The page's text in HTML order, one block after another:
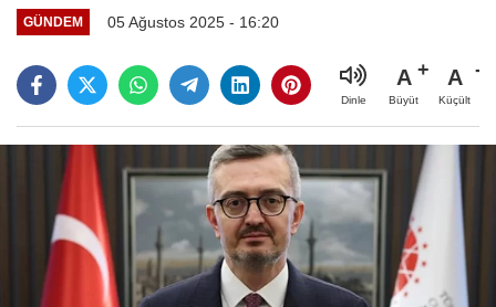
GÜNDEM 05 Ağustos 2025 - 16:20
Dinle
A
Büyüt
A
Küçült